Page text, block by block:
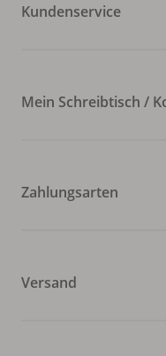
Kundenservice
Mein Schreibtisch /
Zahlungsarten
Versand